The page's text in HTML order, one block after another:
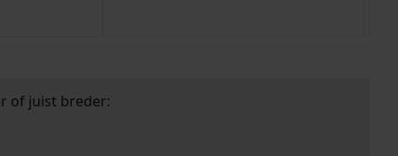
of juist breder: